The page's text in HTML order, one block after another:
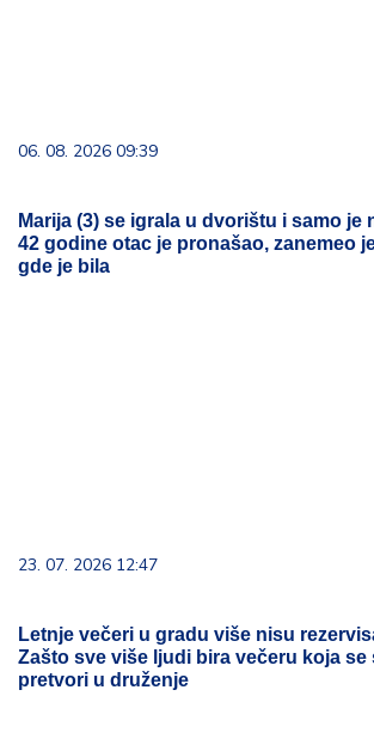
06. 08. 2026 09:39
Marija (3) se igrala u dvorištu i samo je
42 godine otac je pronašao, zanemeo
gde je bila
23. 07. 2026 12:47
Letnje večeri u gradu više nisu
Zašto sve više ljudi bira večeru koja se
pretvori u druženje